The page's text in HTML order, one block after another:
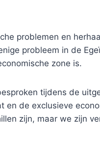
problemen en
probleem in de
zone is.
tijdens de
de exclusieve
zijn, maar we zijn